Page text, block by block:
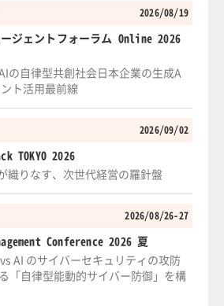
2026/08/19
ジェントフォーラム Online 2026
の自律型共創社会日本企業の生成A
ト活用最前線
2026/09/02
TOKYO 2026
織りなす、次世代経営の羅針盤
2026/08/26-27
Conference 2026 夏
AI のサイバーセキュリティの攻防
「自律型能動的サイバー防御」を構